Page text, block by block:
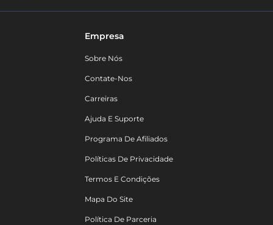
Empresa
Sobre Nós
Contate-Nos
Carreiras
Ajuda E Suporte
Programa De Afiliados
Políticas De Privacidade
Termos E Condições
Mapa Do Site
Política De Parceria